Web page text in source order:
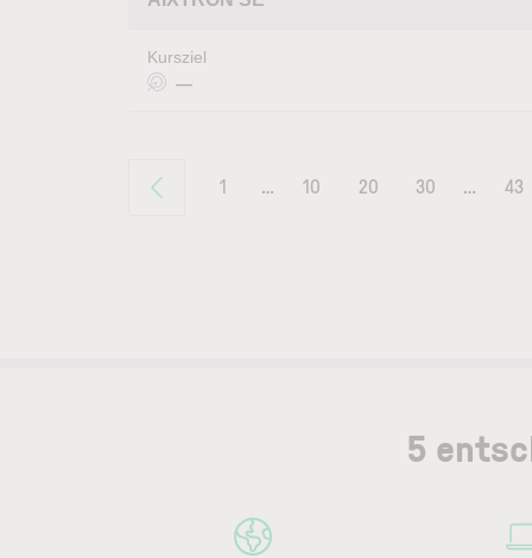
Kursziel
—
1 … 10 20 30 … 43
5